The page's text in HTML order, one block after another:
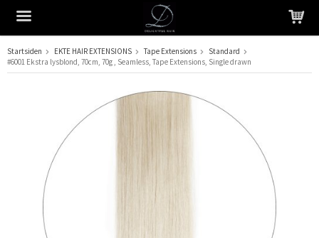
Produktet har blitt lagt til i handlekurven din
Startsiden EKTE HAIR EXTENSIONS Tape Extensions
Standard
#6001 Ekstra lysblond, 70cm, 70g , Seamless, Tape Extensions, Single drawn